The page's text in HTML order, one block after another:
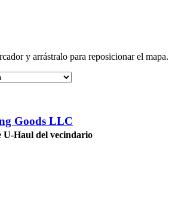
y arrástralo para reposicionar el mapa.
Goods LLC
Haul del vecindario